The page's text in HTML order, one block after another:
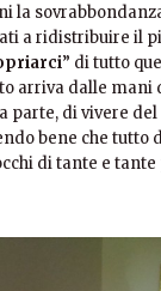
la
a ridistribuire il
” di tutto
arriva dalle mani
di vivere
bene che tutto
di tante e